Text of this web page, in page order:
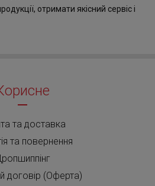
отримати якісний сервіс і
та доставка
та повернення
договір (Оферта)